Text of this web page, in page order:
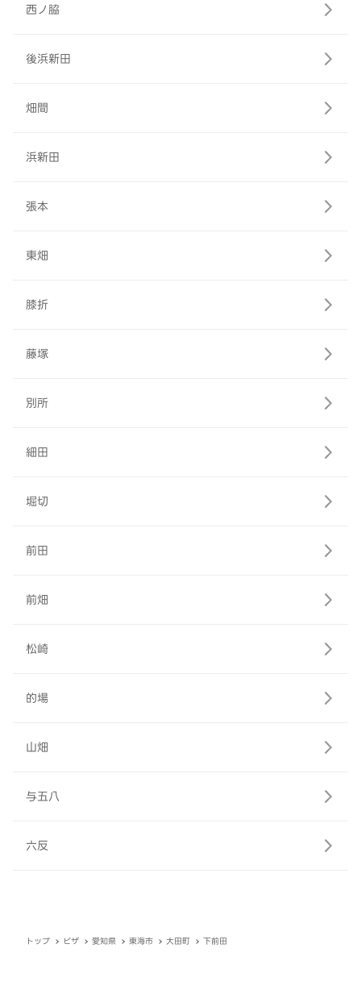
西ノ脇
後浜新田
畑間
浜新田
張本
東畑
膝折
藤塚
別所
細田
堀切
前田
前畑
松崎
的場
山畑
与五八
六反
トップ ピザ 愛知県 東海市 大田町 下前田